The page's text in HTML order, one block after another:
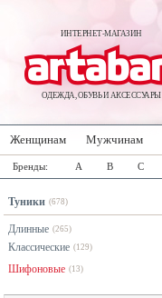
ИНТЕРНЕТ-МАГАЗИН
ОДЕЖДА, ОБУВЬ И АКСЕССУАРЫ
Женщинам Мужчинам
Бренды: A B C
Туники (678)
Длинные (265)
Классические (129)
Шифоновые (13)